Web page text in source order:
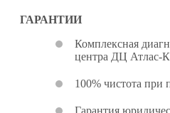
ГАРАНТИИ
Комплексная
центра ДЦ Атлас-
100% чистота при